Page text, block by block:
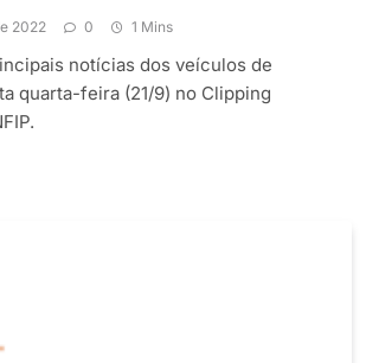
2022 0 1 Mins
notícias dos veículos de
quarta-feira (21/9) no Clipping